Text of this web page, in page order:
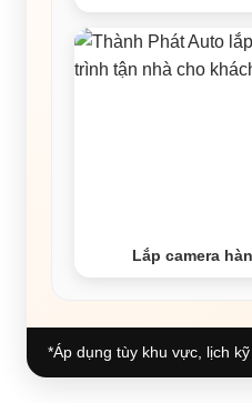
Lắp camera
*Áp dụng tùy khu vực, lịch